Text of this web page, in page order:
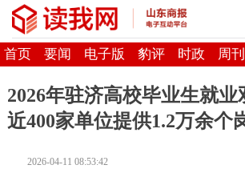
首页 要闻 电子版 豹评 时政 周刊
2026年驻济高校毕业生就业
近400家单位提供1.2万余个
2026-04-11 08:53:42